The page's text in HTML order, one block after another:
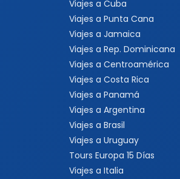
Viajes a Cuba
Viajes a Punta Cana
Viajes a Jamaica
Viajes a Rep. Dominicana
Viajes a Centroamérica
Viajes a Costa Rica
Viajes a Panamá
Viajes a Argentina
Viajes a Brasil
Viajes a Uruguay
Tours Europa 15 Días
Viajes a Italia